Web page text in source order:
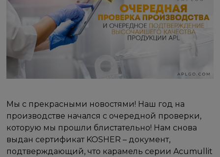
Мы с прекрасными новостями! Наш год на
производстве начался с очередной проверки,
которую мы прошли блистательно! Нам снова
выдан сертификат KOSHER – документ,
подтверждающий, что карамель серии Acumullit